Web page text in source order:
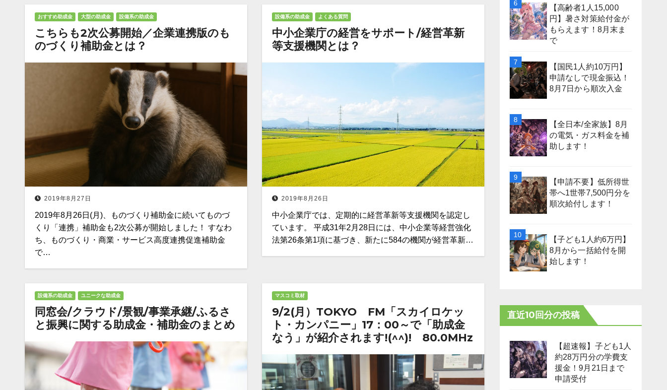
おすすめ助成金 大型の助成金 設備系の助成金
こちらも2次公募開始／企業連携版のも
のづくり補助金とは？
2019年8月27日
2019年8月26日(月)、ものづくり補助金に続いてものづ
くり「連携」補助金も2次公募が開始しました！ すなわ
ち、ものづくり・商業・サービス高度連携促進補助金
で…
設備系の助成金 よくある質問
中小企業庁の経営をサポート/経営革新
等支援機関とは？
2019年8月26日
中小企業庁では、定期的に経営革新等支援機関を認定し
ています。 平成31年2月28日には、中小企業等経営強化
法第26条第1項に基づき、新たに584の機関が経営革新…
設備系の助成金 ユニークな助成金
同窓会/クラウド/景観/事業承継/ふるさ
と振興に関する助成金・補助金のまとめ
マスコミ取材
9/2(月）TOKYO FM「スカイロケッ
ト・カンパニー」17：00～で「助成金
なう」が紹介されます!(^^)! 80.0MHz
【高齢者1人15,000
円】暑さ対策給付金が
もらえます！8月末ま
で
【国民1人約10万円】
申請なしで現金振込！
8月7日から順次入金
【全日本/全家族】8月
の電気・ガス料金を補
助します！
【申請不要】低所得世
帯へ1世帯7,500円分を
順次給付します！
【子ども1人約6万円】
8月から一括給付を開
始します！
直近10回分の投稿
【超速報】子ども1人
約28万円分の学費支
援金！9月21日まで
申請受付